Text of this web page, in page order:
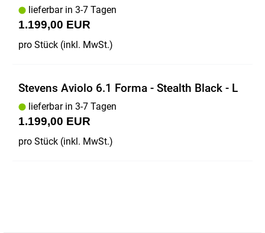
lieferbar in 3-7 Tagen
1.199,00 EUR
pro Stück (inkl. MwSt.)
Stevens Aviolo 6.1 Forma - Stealth Black - L
lieferbar in 3-7 Tagen
1.199,00 EUR
pro Stück (inkl. MwSt.)